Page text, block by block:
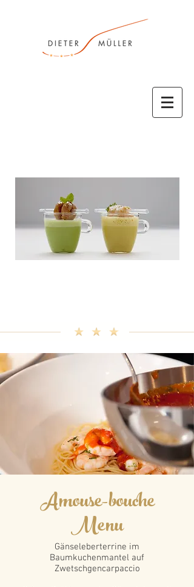
Amouse-bouche
Menu
Gänseleberterrine im
Baumkuchenmantel auf
Zwetschgencarpaccio